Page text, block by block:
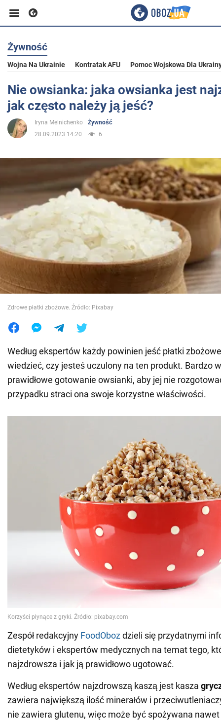
Biznes
Sport
Rozrywka
Społeczeństwo
Wojna na Ukrainie
Świat
Jedzenie
Żywność
Wojna Na Ukrainie Kontratak AFU Pomoc Wojskowa Dla
Nie owsianka: jaka owsianka jest
jak często należy ją jeść?
Iryna Melnichenko
Żywność
28.09.2023 14:20
6
Zdrowe płatki zbożowe. Źródło: Pixabay
Według ekspertów każdy powinien jeść płatki
wiedzieć, czy jesteś uczulony na ten produkt. Bardzo
prawidłowe gotowanie owsianki, aby jej nie
przypadku straci ona swoje korzystne właściwości.
Zespół redakcyjny FoodObozdzieli się przydatnymi
dietetyków i ekspertów medycznych na temat tego,
najzdrowsza i jak ją prawidłowo ugotować.
Według ekspertów najzdrowszą kaszą jest kasza
zawiera największą ilość minerałów i
nie zawiera glutenu, więc może być spożywana